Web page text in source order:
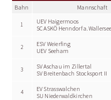
Bahn Mannschaft
1
UEV Haigermoos
SC ASKÖ Henndorf a.Wallersee
2
ESV Weierfing
UEV Seeham
3
SV Aschau im Zillertal
SV Breitenbach Stocksport II
4
EV Strasswalchen
SU Niederwaldkirchen